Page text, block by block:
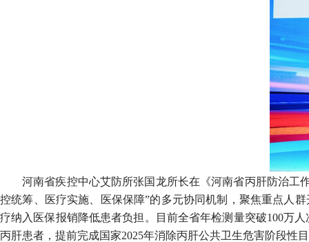
河南省疾控中心艾防所张国龙所长在《河南省丙肝防治工
控统筹、医疗实施、医保保障”的多元协同机制，聚焦重点人
疗纳入医保报销降低患者负担。目前全省年检测量突破100万
丙肝患者，提前完成国家2025年消除丙肝公共卫生危害阶段性